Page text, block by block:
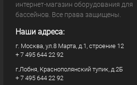
интернет-магазин оборудования для
бассейнов. Все права защищены.
Наши адреса:
г. Москва, ул.8 Марта, д.1, строение 12
+ 7 495 644 22 92
г.Лобня, Краснополянский тупик, д.2Б
+ 7 495 644 22 92